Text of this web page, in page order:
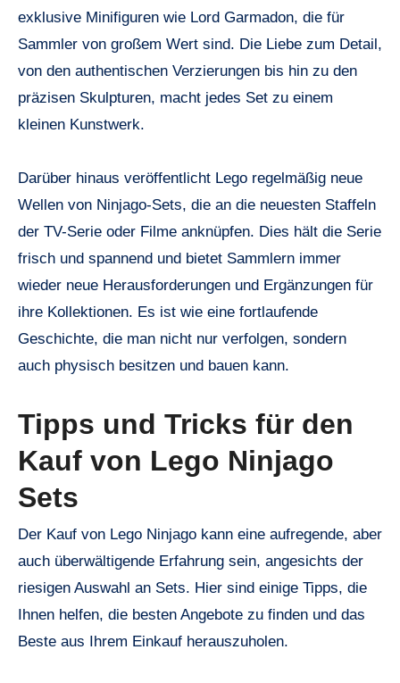
exklusive Minifiguren wie Lord Garmadon, die für
Sammler von großem Wert sind. Die Liebe zum Detail,
von den authentischen Verzierungen bis hin zu den
präzisen Skulpturen, macht jedes Set zu einem
kleinen Kunstwerk.
Darüber hinaus veröffentlicht Lego regelmäßig neue
Wellen von Ninjago-Sets, die an die neuesten Staffeln
der TV-Serie oder Filme anknüpfen. Dies hält die Serie
frisch und spannend und bietet Sammlern immer
wieder neue Herausforderungen und Ergänzungen für
ihre Kollektionen. Es ist wie eine fortlaufende
Geschichte, die man nicht nur verfolgen, sondern
auch physisch besitzen und bauen kann.
Tipps und Tricks für den
Kauf von Lego Ninjago
Sets
Der Kauf von Lego Ninjago kann eine aufregende, aber
auch überwältigende Erfahrung sein, angesichts der
riesigen Auswahl an Sets. Hier sind einige Tipps, die
Ihnen helfen, die besten Angebote zu finden und das
Beste aus Ihrem Einkauf herauszuholen.